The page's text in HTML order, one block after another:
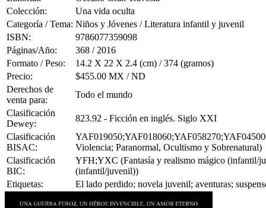
Colección:
Una vida oculta
Categoría / Tema: Niños y Jóvenes / Literatura infantil y juvenil
ISBN:
9786077359098
Páginas/Año:
368 / 2016
Formato / Peso:
14.2 X 22 X 2.4 (cm) / 374 (gramos)
Precio:
$455.00 MX / ND
Derechos de
venta para:
Todo el mundo
Clasificación
Dewey:
823.92 - Ficción en inglés. Siglo XXI
Clasificación
BISAC:
Violencia; Paranormal, Ocultismo y Sobrenatural)
Clasificación
BIC:
YFH;YXC (Fantasía y realismo mágico (infantil/
(infantil/juvenil))
Etiquetas:
El lado perdido; novela juvenil; aventuras;